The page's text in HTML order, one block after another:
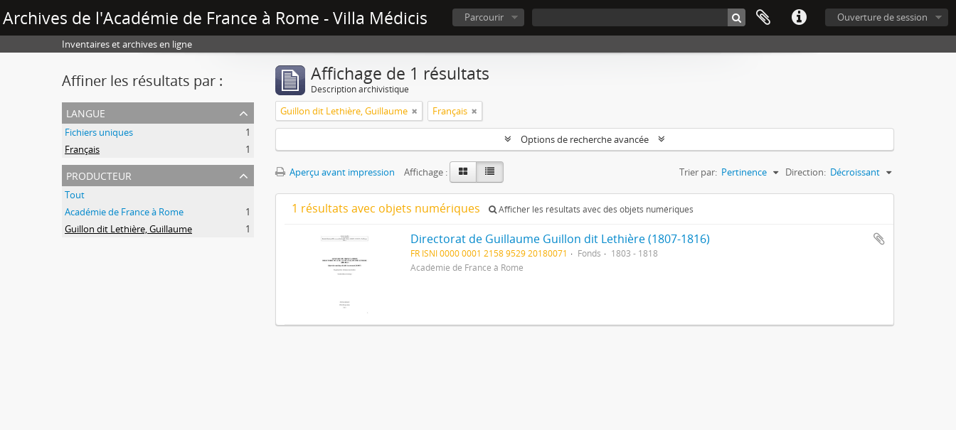
Archives de l'Académie de France à Rome - Villa Médicis Parcourir Ouverture de session
Inventaires et archives en ligne
Affiner les résultats par :
langue
Fichiers uniques
1
Français
1
producteur
Tout
Académie de France à Rome
1
Guillon dit Lethière, Guillaume
1
Affichage de 1 résultats
Description archivistique
Guillon dit Lethière, Guillaume Français
Options de recherche avancée
Aperçu avant impression Affichage : Trier par: Pertinence Direction: Décroissant
1 résultats avec objets numériques Afficher les résultats avec des objets numériques
Directorat de Guillaume Guillon dit Lethière (1807-1816)
FR ISNI 0000 0001 2158 9529 20180071 Fonds
1803 - 1818
Académie de France à Rome